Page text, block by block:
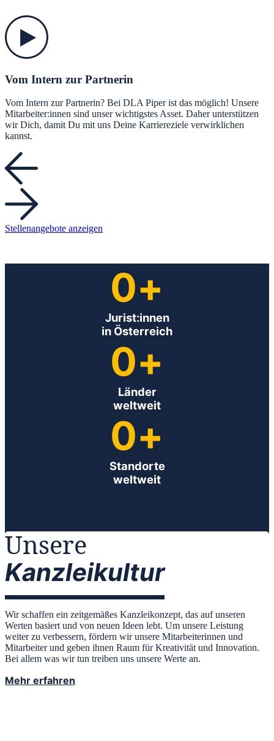
Vom Intern zur Partnerin
Vom Intern zur Partnerin? Bei DLA Piper ist das möglich! Unsere
Mitarbeiter:innen sind unser wichtigstes Asset. Daher unterstützen
wir Dich, damit Du mit uns Deine Karriereziele verwirklichen
kannst.
Stellenangebote anzeigen
0+
Jurist:innen
in Österreich
0+
Länder
weltweit
0+
Standorte
weltweit
Unsere
Kanzleikultur
Wir schaffen ein zeitgemäßes Kanzleikonzept, das auf unseren
Werten basiert und von neuen Ideen lebt. Um unsere Leistung
weiter zu verbessern, fördern wir unsere Mitarbeiterinnen und
Mitarbeiter und geben ihnen Raum für Kreativität und Innovation.
Bei allem was wir tun treiben uns unsere Werte an.
Mehr erfahren